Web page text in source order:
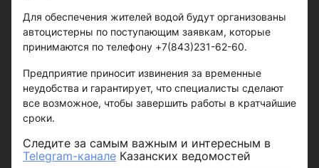
Для обеспечения жителей водой будут организованы
автоцистерны по поступающим заявкам, которые
принимаются по телефону +7(843)231-62-60.
Предприятие приносит извинения за временные
неудобства и гарантирует, что специалисты сделают
все возможное, чтобы завершить работы в кратчайшие
сроки.
Следите за самым важным и интересным в
Telegram-канале Казанских ведомостей